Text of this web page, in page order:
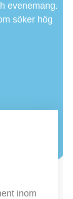
evenemang.
söker hög
inom